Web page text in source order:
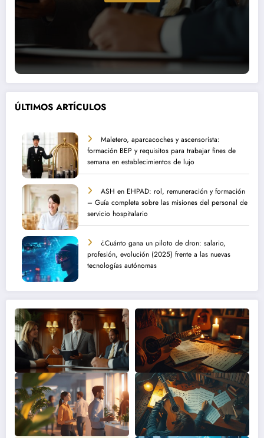
ÚLTIMOS ARTÍCULOS
Maletero, aparcacoches y ascensorista:
formación BEP y requisitos para trabajar fines de
semana en establecimientos de lujo
ASH en EHPAD: rol, remuneración y formación
– Guía completa sobre las misiones del personal de
servicio hospitalario
¿Cuánto gana un piloto de dron: salario,
profesión, evolución (2025) frente a las nuevas
tecnologías autónomas